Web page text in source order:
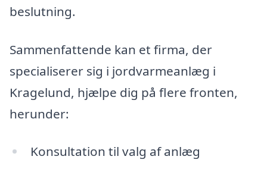
beslutning.
Sammenfattende kan et firma, der
specialiserer sig i jordvarmeanlæg i
Kragelund, hjælpe dig på flere fronten,
herunder:
Konsultation til valg af anlæg